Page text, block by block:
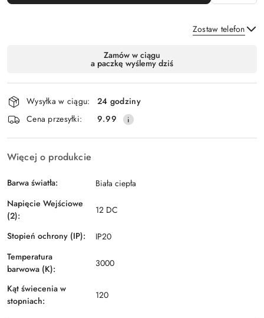
Zostaw telefon
Wyślij
dostawa
Zamów w ciągu
a paczkę wyślemy dziś
Wysyłka w ciągu:
24 godziny
Cena przesyłki:
9.99
Więcej o produkcie
Barwa światła:
Biała ciepła
Napięcie Wejściowe
(2):
12 DC
Stopień ochrony (IP):
IP20
Temperatura
barwowa (K):
3000
Kąt świecenia w
stopniach:
120